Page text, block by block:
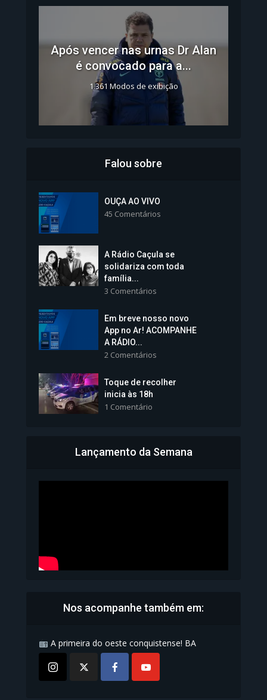
Após vencer nas urnas Dr Alan
é convocado para a...
1.361 Modos de exibição
Colégios da Polícia...
Vice-Prefeita Sheila Lemos
tomará posse nesta...
1.101 Modos de exibição
Bahia inicia emissão da
Falou sobre
OUÇA AO VIVO
45 Comentários
A Rádio Caçula se
solidariza com toda
família...
3 Comentários
Em breve nosso novo
App no Ar! ACOMPANHE
A RÁDIO...
2 Comentários
Toque de recolher
inicia às 18h
1 Comentário
Lançamento da Semana
Nos acompanhe também em:
A primeira do oeste conquistense! BA